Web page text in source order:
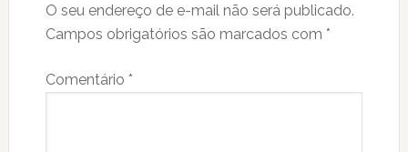
O seu endereço de e-mail não será publicado.
Campos obrigatórios são marcados com *
Comentário *